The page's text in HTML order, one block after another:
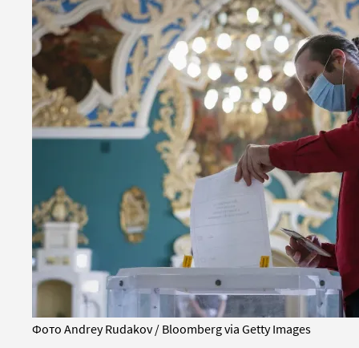
Фото Andrey Rudakov / Bloomberg via Getty Images